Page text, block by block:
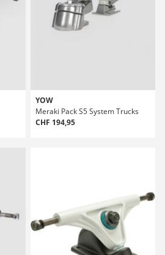
YOW
Meraki Pack S5 System Trucks
CHF 194,95